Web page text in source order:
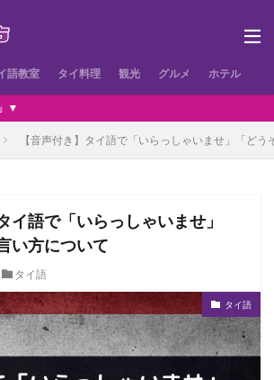
語教室 タイ料理 観光 グルメ ホテル
【音声付き】タイ語で「いらっしゃいませ」「ど
イ語で「いらっしゃいませ」
い方について
タイ語
タイ語